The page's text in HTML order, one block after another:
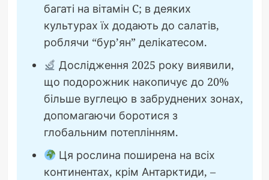
багаті на вітамін C; в деяких
культурах їх додають до салатів,
роблячи “бур’ян” делікатесом.
Дослідження 2025 року виявили,
що подорожник накопичує до 20%
більше вуглецю в забруднених зонах,
допомагаючи боротися з
глобальним потеплінням.
Ця рослина поширена на всіх
континентах, крім Антарктиди, –